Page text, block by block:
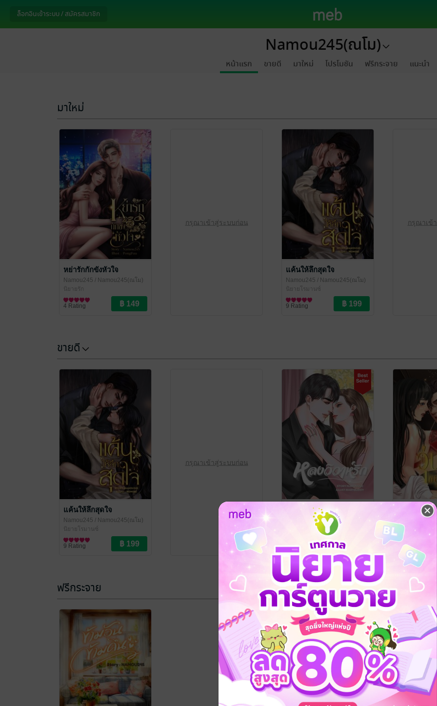
ล็อกอินเข้าระบบ / สมัครสมาชิก
Namou245(ณโม)
หน้าแรก ขายดี มาใหม่ โปรโมชัน ฟรีกระจาย แนะนำ
มาใหม่
หย่ารักกักขังหัวใจ
Namou245 / Namou245(ณโม)
นิยายรัก
4 Rating
กรุณาเข้าสู่ระบบก่อน
แค้นให้ลึกสุดใจ
Namou245 / Namou245(ณโม)
นิยายโรมานซ์
9 Rating
กรุณาเข้
ขายดี
แค้นให้ลึกสุดใจ
Namou245 / Namou245(ณโม)
นิยายโรมานซ์
9 Rating
กรุณาเข้าสู่ระบบก่อน
หลงวิวาห์รัก
Namou245/ Namou245(ณโม)
10 Rating
ชีวิตอันวุ่นว
/
นิยายรัก
6 Rating
ฟรีกระจาย